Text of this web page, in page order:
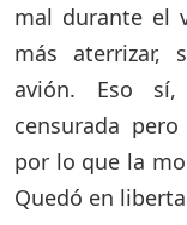
mal durante el
más aterrizar,
avión. Eso
censurada
por lo que la
Quedó en